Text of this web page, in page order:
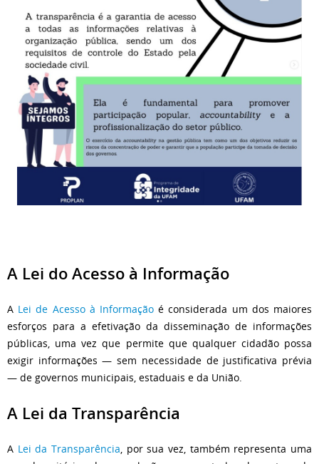
A Lei do Acesso à Informação
A Lei de Acesso à Informação é considerada um dos maiores
esforços para a efetivação da disseminação de informações
públicas, uma vez que permite que qualquer cidadão possa
exigir informações — sem necessidade de justificativa prévia
— de governos municipais, estaduais e da União.
A Lei da Transparência
A Lei da Transparência , por sua vez, também representa uma